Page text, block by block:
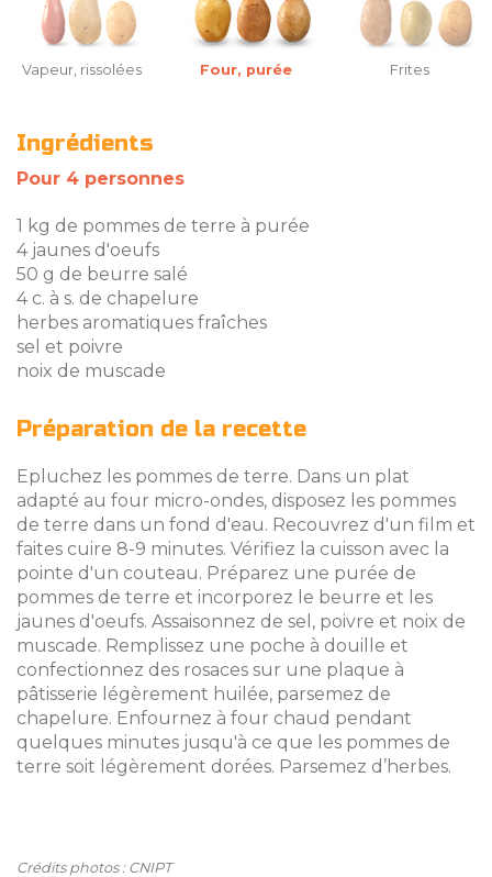
Vapeur, rissolées Four, purée Frites
Ingrédients
Pour 4 personnes
1 kg de pommes de terre à purée
4 jaunes d'oeufs
50 g de beurre salé
4 c. à s. de chapelure
herbes aromatiques fraîches
sel et poivre
noix de muscade
Préparation de la recette
Epluchez les pommes de terre. Dans un plat
adapté au four micro-ondes, disposez les pommes
de terre dans un fond d'eau. Recouvrez d'un film et
faites cuire 8-9 minutes. Vérifiez la cuisson avec la
pointe d'un couteau. Préparez une purée de
pommes de terre et incorporez le beurre et les
jaunes d'oeufs. Assaisonnez de sel, poivre et noix de
muscade. Remplissez une poche à douille et
confectionnez des rosaces sur une plaque à
pâtisserie légèrement huilée, parsemez de
chapelure. Enfournez à four chaud pendant
quelques minutes jusqu'à ce que les pommes de
terre soit légèrement dorées. Parsemez d’herbes.
Crédits photos : CNIPT